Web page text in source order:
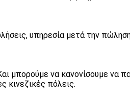
υπηρεσία μετά την
μπορούμε να κανονίσουμε να
κινεζικές πόλεις.